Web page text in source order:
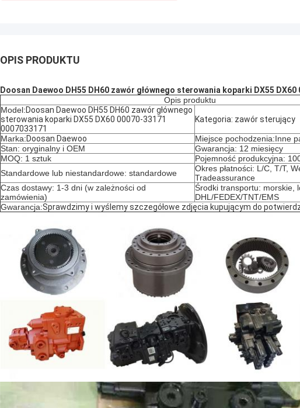
OPIS PRODUKTU
Doosan Daewoo DH55 DH60 zawór głównego sterowania koparki DX55 DX60
Opis produktu
Model:Doosan Daewoo DH55 DH60 zawór głównego
sterowania koparki DX55 DX60 00070-33171
0007033171
Kategoria: zawór sterujący
Marka:Doosan Daewoo
Miejsce pochodzenia:Inne
Stan: oryginalny i OEM
Gwarancja: 12 miesięcy
MOQ: 1 sztuk
Pojemność produkcyjna:
Standardowe lub niestandardowe: standardowe
Okres płatności: L/C, T/T,
Tradeassurance
Czas dostawy: 1-3 dni (w zależności od
zamówienia)
Środki transportu: morskie,
DHL/FEDEX/TNT/EMS
Gwarancja:Sprawdzimy i wyślemy szczegółowe zdjęcia kupującym do